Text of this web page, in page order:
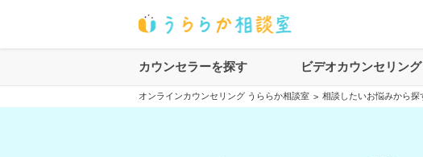
カウンセラーを探す ビデオカウンセリング
オンラインカウンセリング うららか相談室 > 相談したいお悩みから探